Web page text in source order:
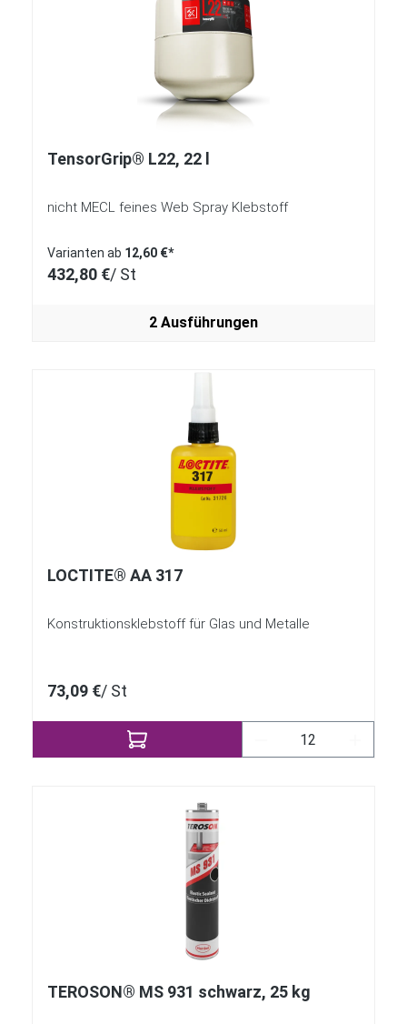
TensorGrip® L22, 22 l
nicht MECL feines Web Spray Klebstoff
Varianten ab 12,60 €*
432,80 €/ St
2 Ausführungen
LOCTITE® AA 317
Konstruktionsklebstoff für Glas und Metalle
73,09 €/ St
Produkt Anzahl:
TEROSON® MS 931 schwarz, 25 kg